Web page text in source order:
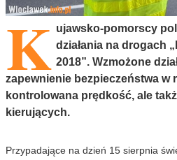
K ujawsko-pomorscy
działania na drogach
2018”. Wzmożone
zapewnienie bezpieczeństwa w
kontrolowana prędkość, ale
kierujących.
Przypadające na dzień 15 sierpnia